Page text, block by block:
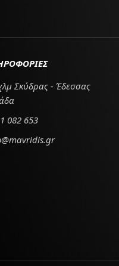
Σκύδρας - Έδεσσας
082 653